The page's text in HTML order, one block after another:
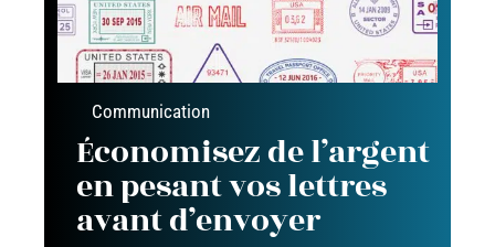
Communication
Économisez de l’argent
en pesant vos lettres
avant d’envoyer